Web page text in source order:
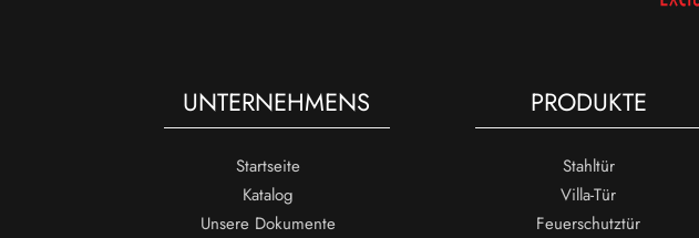
UNTERNEHMENS
Startseite
Katalog
Unsere Dokumente
PRODUKTE
Stahltür
Villa-Tür
Feuerschutztür